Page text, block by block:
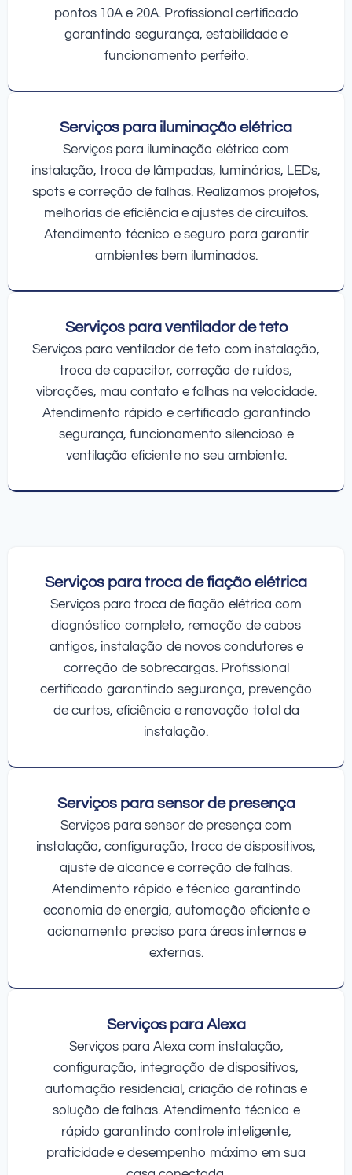
pontos 10A e 20A. Profissional certificado
garantindo segurança, estabilidade e
funcionamento perfeito.
Serviços para iluminação elétrica
Serviços para iluminação elétrica com
instalação, troca de lâmpadas, luminárias, LEDs,
spots e correção de falhas. Realizamos projetos,
melhorias de eficiência e ajustes de circuitos.
Atendimento técnico e seguro para garantir
ambientes bem iluminados.
Serviços para ventilador de teto
Serviços para ventilador de teto com instalação,
troca de capacitor, correção de ruídos,
vibrações, mau contato e falhas na velocidade.
Atendimento rápido e certificado garantindo
segurança, funcionamento silencioso e
ventilação eficiente no seu ambiente.
Serviços para troca de fiação elétrica
Serviços para troca de fiação elétrica com
diagnóstico completo, remoção de cabos
antigos, instalação de novos condutores e
correção de sobrecargas. Profissional
certificado garantindo segurança, prevenção
de curtos, eficiência e renovação total da
instalação.
Serviços para sensor de presença
Serviços para sensor de presença com
instalação, configuração, troca de dispositivos,
ajuste de alcance e correção de falhas.
Atendimento rápido e técnico garantindo
economia de energia, automação eficiente e
acionamento preciso para áreas internas e
externas.
Serviços para Alexa
Serviços para Alexa com instalação,
configuração, integração de dispositivos,
automação residencial, criação de rotinas e
solução de falhas. Atendimento técnico e
rápido garantindo controle inteligente,
praticidade e desempenho máximo em sua